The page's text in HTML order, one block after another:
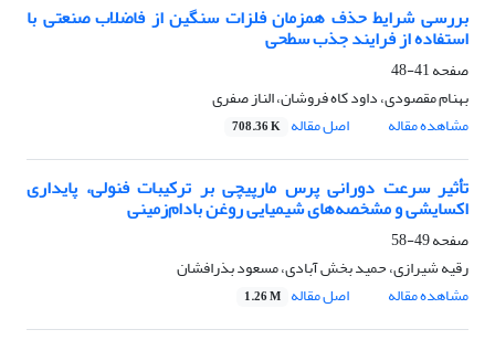
بررسی شرایط حذف همزمان فلزات سنگین از فاضلاب صنعتی با
استفاده از فرایند جذب سطحی
صفحه41-48
بهنام مقصودی، داود کاه فروشان، الناز صفری
مشاهده مقاله
اصل مقاله 708.36 K
تأثیر سرعت دورانی پرس مارپیچی بر ترکیبات فنولی، پایداری
اکسایشی و مشخصه‌های شیمیایی روغن بادام‌زمینی
صفحه49-58
رقیه شیرازی، حمید بخش آبادی، مسعود بذرافشان
مشاهده مقاله
اصل مقاله 1.26 M